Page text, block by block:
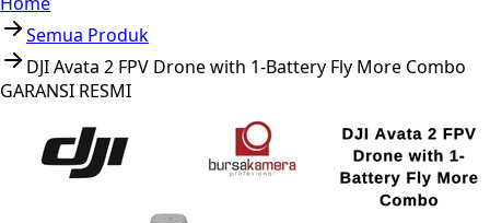
Semua Produk
DJI Avata 2 FPV Drone with 1-Battery Fly More Combo
GARANSI RESMI